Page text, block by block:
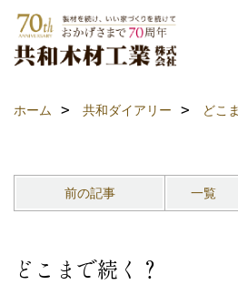
ホーム 共和ダイアリー どこ
前の記事 一覧
どこまで続く？